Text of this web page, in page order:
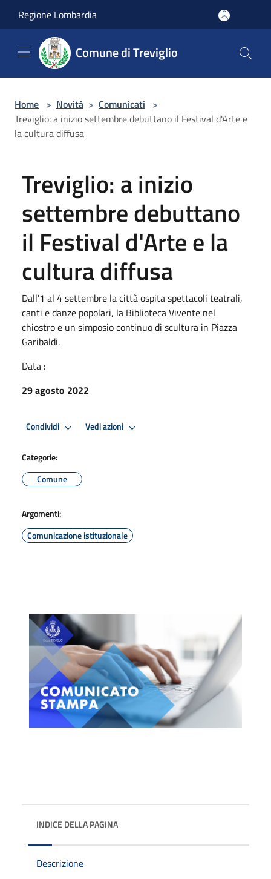
Regione Lombardia
Comune di Treviglio
Home > Novità > Comunicati >
Treviglio: a inizio settembre debuttano il Festival d'Arte e
la cultura diffusa
Treviglio: a inizio
settembre debuttano
il Festival d'Arte e la
cultura diffusa
Dall'1 al 4 settembre la città ospita spettacoli teatrali,
canti e danze popolari, la Biblioteca Vivente nel
chiostro e un simposio continuo di scultura in Piazza
Garibaldi.
Data :
29 agosto 2022
Condividi Vedi azioni
Categorie:
Comune
Argomenti:
Comunicazione istituzionale
INDICE DELLA PAGINA
Descrizione